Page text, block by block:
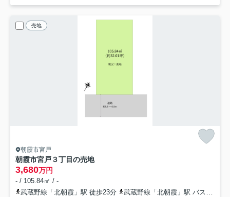
売地
朝霞市宮戸
朝霞市宮戸３丁目の売地
3,680万円
- / 105.84㎡ / -
武蔵野線「北朝霞」駅 徒歩23分
武蔵野線「北朝霞」駅 バス11分 国際観光バス「宝蔵寺」 停歩4分